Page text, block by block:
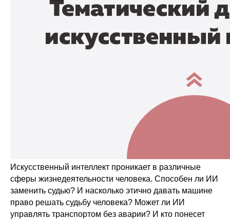
Искусственный интеллект проникает в различные
сферы жизнедеятельности человека. Способен ли ИИ
заменить судью? И насколько этично давать машине
право решать судьбу человека? Может ли ИИ
управлять транспортом без аварии? И кто понесет